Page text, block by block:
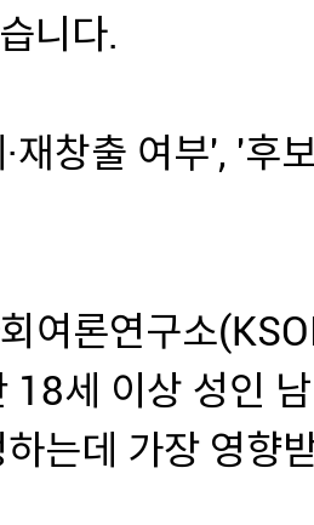
니다.
재창출 여부', '후
여론연구소
18세 이상 성인
는데 가장 영향